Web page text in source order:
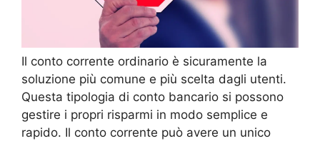
Il conto corrente ordinario è sicuramente la
soluzione più comune e più scelta dagli utenti.
Questa tipologia di conto bancario si possono
gestire i propri risparmi in modo semplice e
rapido. Il conto corrente può avere un unico